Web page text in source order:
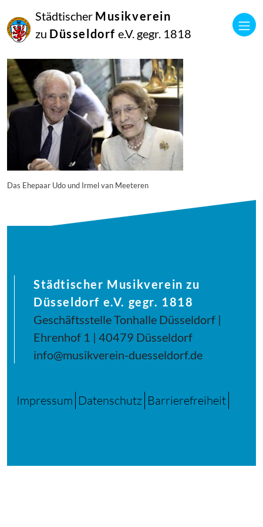
Städtischer Musikverein
zu Düsseldorf e.V. gegr. 1818
Juni
2018
administrator
Das Ehepaar Udo und Irmel van Meeteren
Städtischer Musikverein zu
Düsseldorf e.V. gegr. 1818
Geschäftsstelle Tonhalle Düsseldorf |
Ehrenhof 1 | 40479 Düsseldorf
info@musikverein-duesseldorf.de
Impressum Datenschutz Barrierefreiheit